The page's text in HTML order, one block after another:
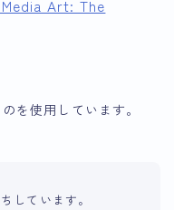
Art: The
を使用しています。
しています。